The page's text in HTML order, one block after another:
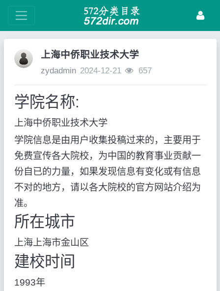
上海中侨职业技术大学
zydadmin 2024-12-21 657
学院名称:
上海中侨职业技术大学
学院信息是由用户收集投稿过来的，主要用于
免费宣传各大院校，为中国的教育事业贡献一
份自已的力量，如果发现信息有变化或有信息
不对的地方，请以各大院校的官方网站介绍为
准。
所在城市
上海上海市金山区
建校时间
1993年